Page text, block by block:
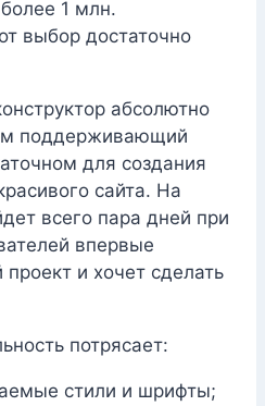
1 млн.
выбор достаточно
абсолютно
поддерживающий
для создания
сайта. На
всего пара дней при
впервые
и хочет сделать
потрясает:
стили и шрифты;